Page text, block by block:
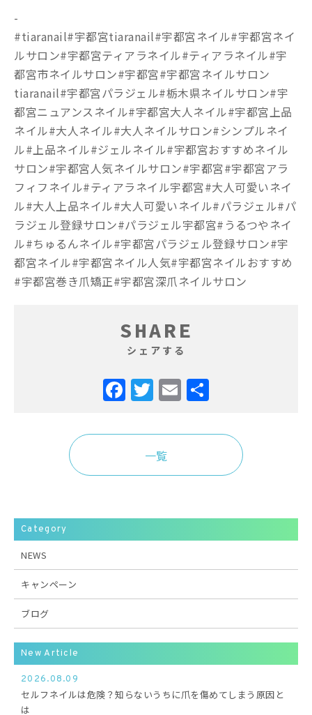
-
#tiaranail#宇都宮tiaranail#宇都宮ネイル#宇都宮ネイ
ルサロン#宇都宮ティアラネイル#ティアラネイル#宇
都宮市ネイルサロン#宇都宮#宇都宮ネイルサロン
tiaranail#宇都宮パラジェル#栃木県ネイルサロン#宇
都宮ニュアンスネイル#宇都宮大人ネイル#宇都宮上品
ネイル#大人ネイル#大人ネイルサロン#シンプルネイ
ル#上品ネイル#ジェルネイル#宇都宮おすすめネイル
サロン#宇都宮人気ネイルサロン#宇都宮#宇都宮アラ
フィフネイル#ティアラネイル宇都宮#大人可愛いネイ
ル#大人上品ネイル#大人可愛いネイル#パラジェル#パ
ラジェル登録サロン#パラジェル宇都宮#うるつやネイ
ル#ちゅるんネイル#宇都宮パラジェル登録サロン#宇
都宮ネイル#宇都宮ネイル人気#宇都宮ネイルおすすめ
#宇都宮巻き爪矯正#宇都宮深爪ネイルサロン
SHARE
シェアする
Facebook
Twitter
Email
一覧
Category
NEWS
キャンペーン
ブログ
New Article
2026.08.09
セルフネイルは危険？知らないうちに爪を傷めてしまう原因と
は